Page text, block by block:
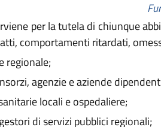
per la tutela di chiunque
comportamenti ritardati,
regionale;
agenzie e aziende
locali e ospedaliere;
di servizi pubblici regionali;